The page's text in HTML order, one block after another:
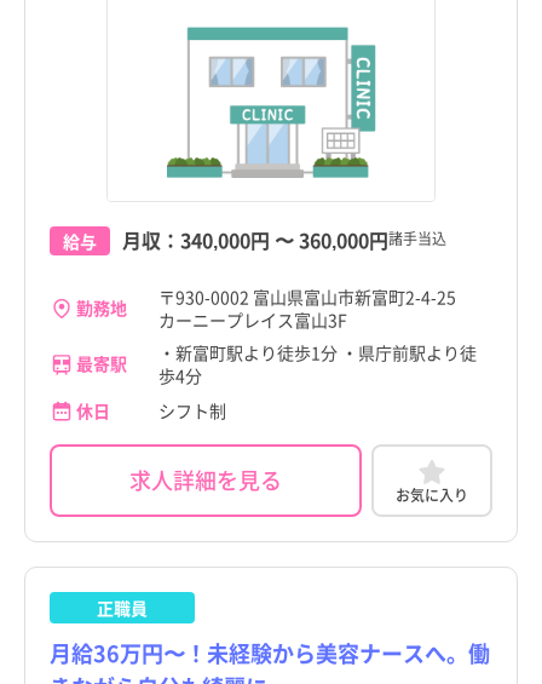
給与 月収： 340,000円 〜360,000円諸手当込
勤務地
〒930-0002 富山県富山市新富町2-4-25
カーニープレイス富山3F
最寄駅
・新富町駅より徒歩1分 ・県庁前駅より徒
歩4分
休日
シフト制
求人詳細を見る お気に入り
正職員
月給36万円〜！未経験から美容ナースへ。働